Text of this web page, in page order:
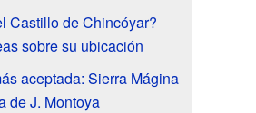
Castillo de Chincóyar?
sobre su ubicación
aceptada: Sierra Mágina
de J. Montoya